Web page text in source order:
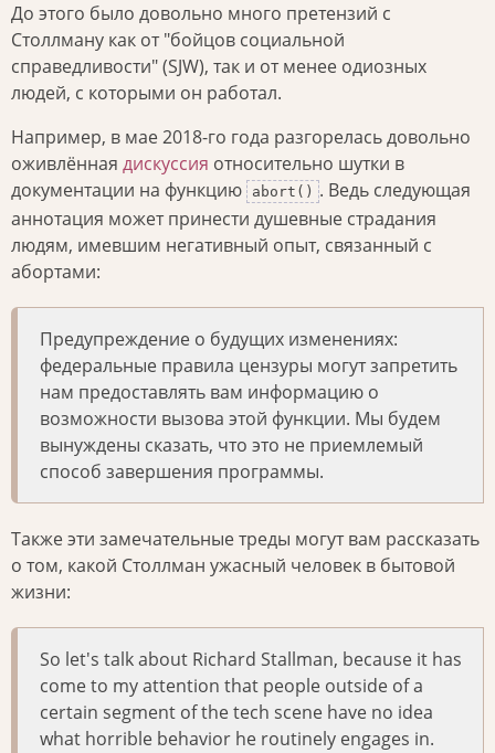
До этого было довольно много претензий с
Столлману как от "бойцов социальной
справедливости" (SJW), так и от менее одиозных
людей, с которыми он работал.
Например, в мае 2018-го года разгорелась довольно
оживлённая дискуссия относительно шутки в
документации на функцию
abort() . Ведь следующая
аннотация может принести душевные страдания
людям, имевшим негативный опыт, связанный с
абортами:
Предупреждение о будущих изменениях:
федеральные правила цензуры могут запретить
нам предоставлять вам информацию о
возможности вызова этой функции. Мы будем
вынуждены сказать, что это не приемлемый
способ завершения программы.
Также эти замечательные треды могут вам рассказать
о том, какой Столлман ужасный человек в бытовой
жизни:
So let's talk about Richard Stallman, because it has
come to my attention that people outside of a
certain segment of the tech scene have no idea
what horrible behavior he routinely engages in.